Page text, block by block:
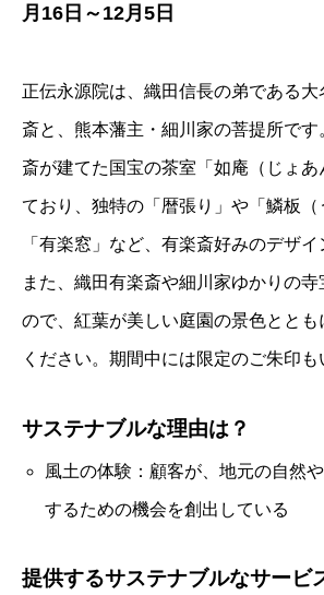
月16日～12月5日
正伝永源院は、織田信長の弟である
斎と、熊本藩主・細川家の菩提所で
斎が建てた国宝の茶室「如庵（じょ
ており、独特の「暦張り」や「鱗板（
「有楽窓」など、有楽斎好みのデザイ
また、織田有楽斎や細川家ゆかりの
ので、紅葉が美しい庭園の景色とと
ください。期間中には限定のご朱印も
サステナブルな理由は？
風土の体験：顧客が、地元の自然
するための機会を創出している
提供するサステナブルなサービ